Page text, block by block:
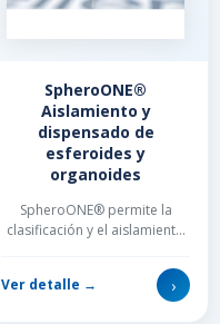
SpheroONE®
Aislamiento y
dispensado de
esferoides y
organoides
SpheroONE® permite la
clasificación y el aislamiento
y esferoides únicos....
Ver detalle → ›